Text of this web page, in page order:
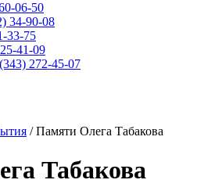
06-50
34-90-08
33-75
41-09
272-45-07
/Памяти Олега Табакова
Табакова